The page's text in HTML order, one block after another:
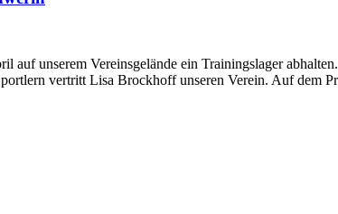
unserem Vereinsgelände ein Trainingslager
vertritt Lisa Brockhoff unseren Verein. Auf dem